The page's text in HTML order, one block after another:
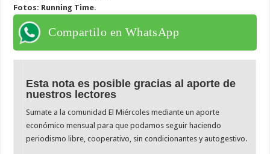
Fotos: Running Time.
Compartilo en WhatsApp
Esta nota es posible gracias al aporte de
nuestros lectores
Sumate a la comunidad El Miércoles mediante un aporte
económico mensual para que podamos seguir haciendo
periodismo libre, cooperativo, sin condicionantes y autogestivo.